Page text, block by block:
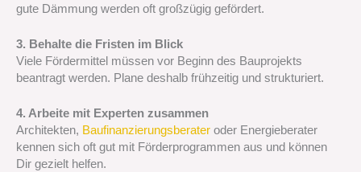
gute Dämmung werden oft großzügig gefördert.
3. Behalte die Fristen im Blick
Viele Fördermittel müssen vor Beginn des Bauprojekts
beantragt werden. Plane deshalb frühzeitig und strukturiert.
4. Arbeite mit Experten zusammen
Architekten, Baufinanzierungsberater oder Energieberater
kennen sich oft gut mit Förderprogrammen aus und können
Dir gezielt helfen.